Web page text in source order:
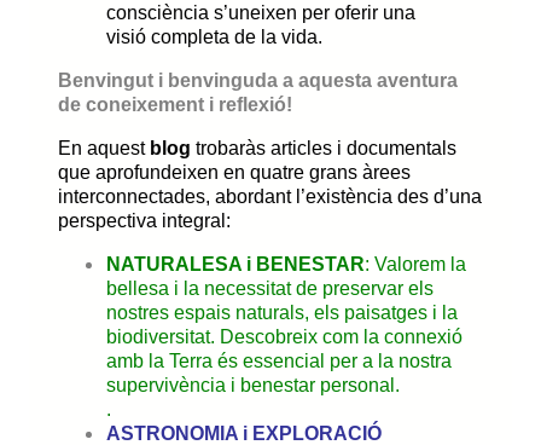
consciència s’uneixen per oferir una
visió completa de la vida.
Benvingut i benvinguda a aquesta aventura
de coneixement i reflexió!
En aquest blog trobaràs articles i documentals
que aprofundeixen en quatre grans àrees
interconnectades, abordant l’existència des d’una
perspectiva integral:
NATURALESA i BENESTAR: Valorem la
bellesa i la necessitat de preservar els
nostres espais naturals, els paisatges i la
biodiversitat. Descobreix com la connexió
amb la Terra és essencial per a la nostra
supervivència i benestar personal.
.
ASTRONOMIA i EXPLORACIÓ